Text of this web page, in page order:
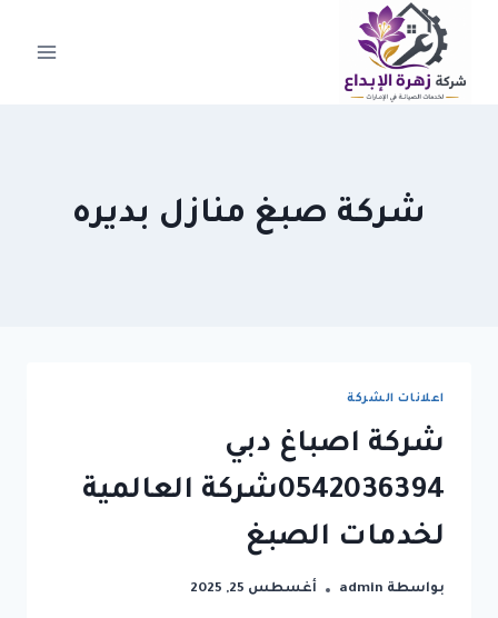
التجاوز
المحتوى
شركة صبغ منازل بديره
اعلانات الشركة
شركة اصباغ دبي
0542036394شركة العالمية
لخدمات الصبغ
بواسطة admin أغسطس 25, 2025